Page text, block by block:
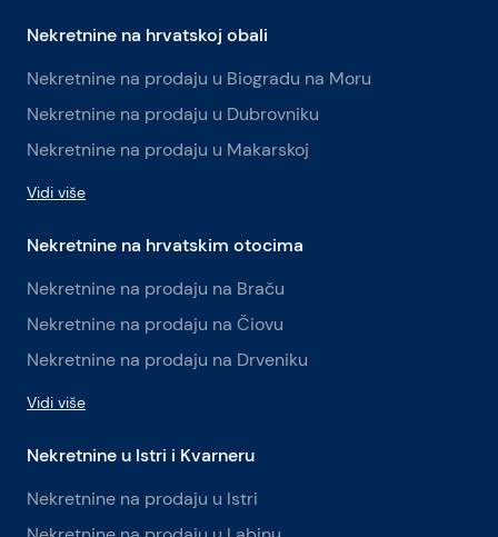
Nekretnine na hrvatskoj obali
Nekretnine na prodaju u Biogradu na Moru
Nekretnine na prodaju u Dubrovniku
Nekretnine na prodaju u Makarskoj
Vidi više
Nekretnine na hrvatskim otocima
Nekretnine na prodaju na Braču
Nekretnine na prodaju na Čiovu
Nekretnine na prodaju na Drveniku
Vidi više
Nekretnine u Istri i Kvarneru
Nekretnine na prodaju u Istri